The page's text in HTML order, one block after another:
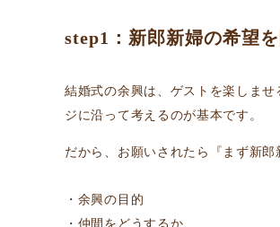
step1：新郎新婦の希望を
結婚式の余興は、ゲストを楽しませ
ジに沿って考えるのが基本です。
だから、お願いされたら『まず新郎
余興の目的
仲間をどうするか